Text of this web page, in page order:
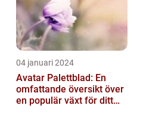
04 januari 2024
Avatar Palettblad: En
omfattande översikt över
en populär växt för ditt